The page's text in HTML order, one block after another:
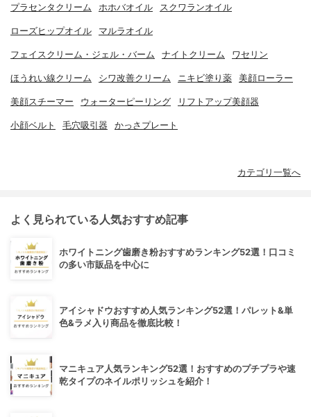
プラセンタクリーム ホホバオイル スクワランオイル
ローズヒップオイル マルラオイル
フェイスクリーム・ジェル・バーム ナイトクリーム ワセリン
ほうれい線クリーム シワ改善クリーム ニキビ塗り薬 美顔ローラー
美顔スチーマー ウォーターピーリング リフトアップ美顔器
小顔ベルト 毛穴吸引器 かっさプレート
カテゴリ一覧へ
よく見られている人気おすすめ記事
ホワイトニング歯磨き粉おすすめランキング52選！口コミ
の多い市販品を中心に
アイシャドウおすすめ人気ランキング52選！パレット&単
色&ラメ入り商品を徹底比較！
マニキュア人気ランキング52選！おすすめのプチプラや速
乾タイプのネイルポリッシュを紹介！